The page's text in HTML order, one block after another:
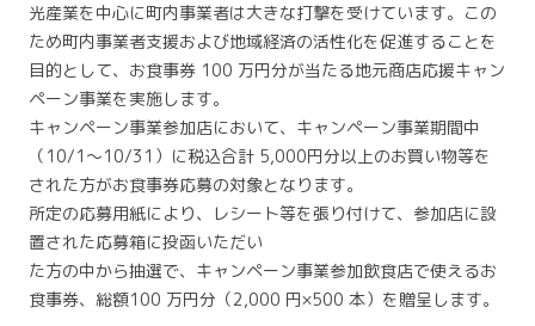
光産業を中心に町内事業者は大きな打撃を受けています。この
ため町内事業者支援および地域経済の活性化を促進することを
目的として、お食事券 100 万円分が当たる地元商店応援キャン
ペーン事業を実施します。
キャンペーン事業参加店において、キャンペーン事業期間中
（10/1～10/31）に税込合計 5,000円分以上のお買い物等を
された方がお食事券応募の対象となります。
所定の応募用紙により、レシート等を張り付けて、参加店に設
置された応募箱に投函いただい
た方の中から抽選で、キャンペーン事業参加飲食店で使えるお
食事券、総額100 万円分（2,000 円×500 本）を贈呈します。